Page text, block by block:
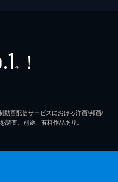
※ ！
画配信サービスにおける洋画/邦画/
査。別途、有料作品あり。